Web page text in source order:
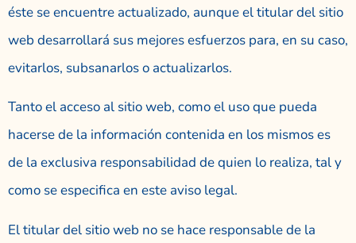
éste se encuentre actualizado, aunque el titular del sitio
web desarrollará sus mejores esfuerzos para, en su caso,
evitarlos, subsanarlos o actualizarlos.
Tanto el acceso al sitio web, como el uso que pueda
hacerse de la información contenida en los mismos es
de la exclusiva responsabilidad de quien lo realiza, tal y
como se especifica en este aviso legal.
El titular del sitio web no se hace responsable de la